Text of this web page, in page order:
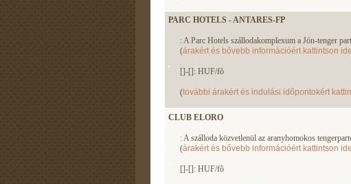
PARC HOTELS - ANTARES-FP
: A Parc Hotels szállodakomplexum a Jón-tenger
(árakért és bővebb információért kattintson ide
[]-[]: HUF/fô
(további árakért és indulási időpontokért
CLUB ELORO
: A szálloda közvetlenül az aranyhomokos
(árakért és bővebb információért kattintson ide
[]-[]: HUF/fô